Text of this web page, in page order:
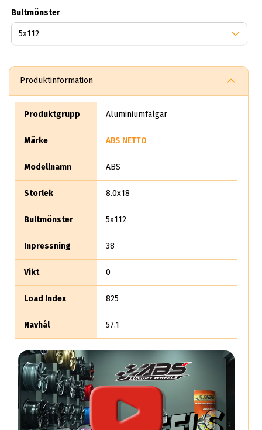
Bultmönster
Produktinformation
Produktgrupp Aluminiumfälgar
Märke ABS NETTO
Modellnamn ABS
Storlek 8.0x18
Bultmönster 5x112
Inpressning 38
Vikt 0
Load Index 825
Navhål 57.1